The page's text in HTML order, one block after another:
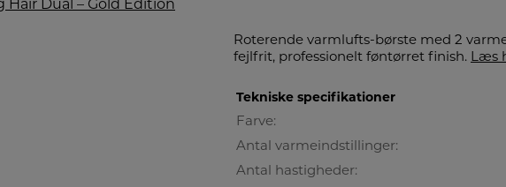
Roterende varmlufts-børste med 2
fejlfrit, professionelt føntørret finish. Læs
Tekniske specifikationer
Farve:
Antal varmeindstillinger:
Antal hastigheder: